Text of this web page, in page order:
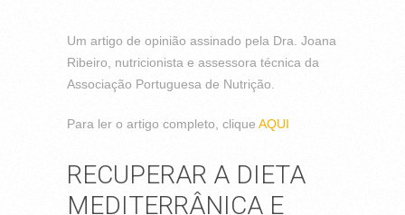
Um artigo de opinião assinado pela Dra. Joana
Ribeiro, nutricionista e assessora técnica da
Associação Portuguesa de Nutrição.
Para ler o artigo completo, clique AQUI
RECUPERAR A DIETA
MEDITERRÂNICA E